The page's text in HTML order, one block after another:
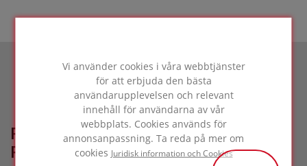
Vi använder cookies i våra webbtjänster
för att erbjuda den bästa
användarupplevelsen och relevant
innehåll för användarna av vår
webbplats. Cookies används för
annonsanpassning. Ta reda på mer om
cookies Juridisk information och Cookies
RELATERADE
REFERENSPROJEKT